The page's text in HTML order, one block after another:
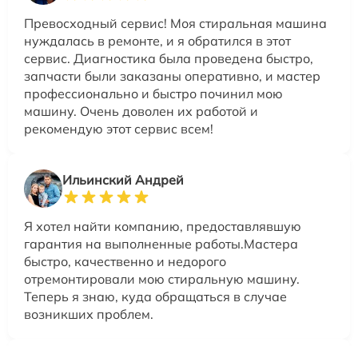
Превосходный сервис! Моя стиральная машина
нуждалась в ремонте, и я обратился в этот
сервис. Диагностика была проведена быстро,
запчасти были заказаны оперативно, и мастер
профессионально и быстро починил мою
машину. Очень доволен их работой и
рекомендую этот сервис всем!
Ильинский Андрей
Я хотел найти компанию, предоставлявшую
гарантия на выполненные работы.Мастера
быстро, качественно и недорого
отремонтировали мою стиральную машину.
Теперь я знаю, куда обращаться в случае
возникших проблем.